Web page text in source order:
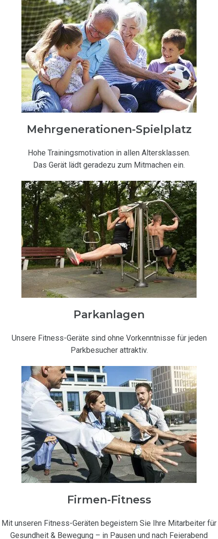
Mehrgenerationen-Spielplatz
Hohe Trainingsmotivation in allen Altersklassen.
Das Gerät lädt geradezu zum Mitmachen ein.
Parkanlagen
Unsere Fitness-Geräte sind ohne Vorkenntnisse für jeden
Parkbesucher attraktiv.
Firmen-Fitness
Mit unseren Fitness-Geräten begeistern Sie Ihre Mitarbeiter für
Gesundheit & Bewegung – in Pausen und nach Feierabend